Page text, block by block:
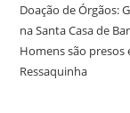
Doação de Órgãos:
na Santa Casa de
Homens são presos
Ressaquinha